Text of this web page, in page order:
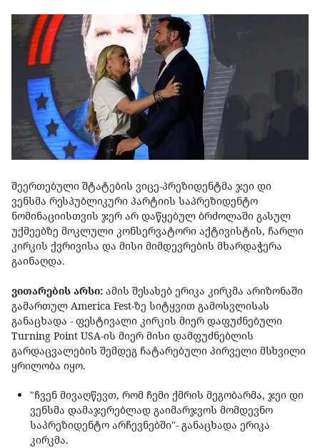
შეერთებული შტატების ვიცე-პრეზიდენტმა ჯეი დი
ვენსმა რესპუბლიკური პარტიის საპრეზიდენტო
ნომინაციისთვის ჯერ არ დაწყებულ ბრძოლაში გასულ
უქმეებზე მოკლული კონსერვატორი აქტივისტის, ჩარლი
კირკის ქვრივისა და მისი მიმდევრების მხარდაჭერა
გაინაღდა.
ვითარების არსი: ამის შესახებ ერიკა კირკმა არიზონაში
გამართულ America Fest-ზე სიტყვით გამოსვლისას
განაცხადა - ფესტივალი კირკის მიერ დაფუძნებული
Turning Point USA-ის მიერ მისი დამფუძნებლის
გარდაცვალების შემდეგ ჩატარებული პირველი მსხვილი
ყრილობა იყო.
"ჩვენ მივაღწევთ, რომ ჩემი ქმრის მეგობარმა, ჯეი დი
ვენსმა დამაჯერებლად გაიმარჯვოს მომდევნო
საპრეზიდენტო არჩევნებში"- განაცხადა ერიკა
კირკმა.